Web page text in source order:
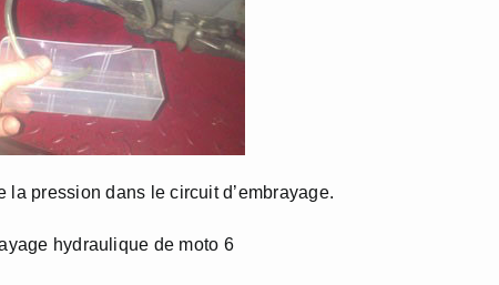
la pression dans le circuit d’embrayage.